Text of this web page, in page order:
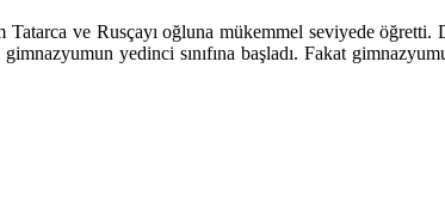
ve Rusçayı oğluna mükemmel seviyede öğretti.
yedinci sınıfına başladı. Fakat